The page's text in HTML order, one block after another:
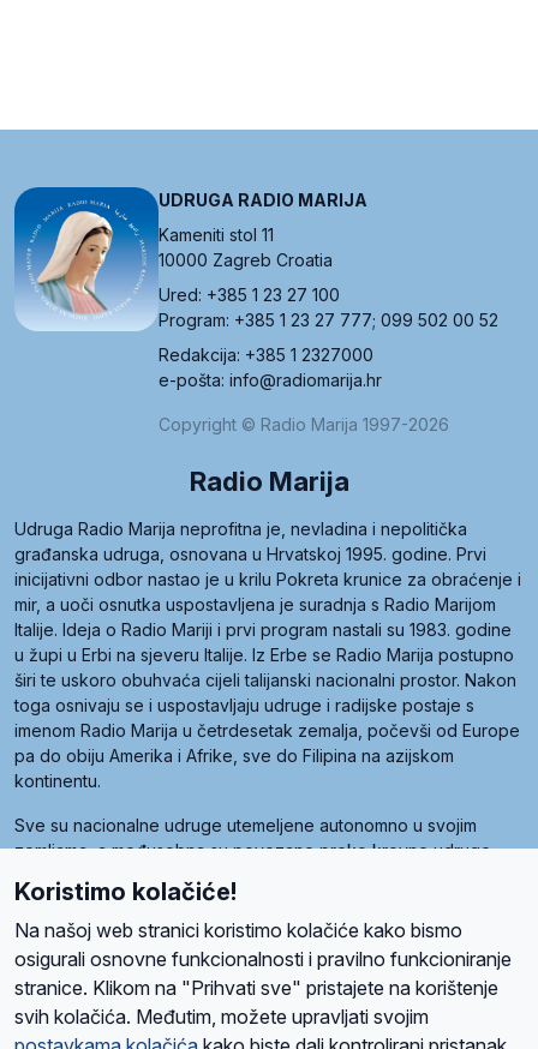
UDRUGA RADIO MARIJA
Kameniti stol 11
10000 Zagreb Croatia
Ured: +385 1 23 27 100
Program: +385 1 23 27 777; 099 502 00 52
Redakcija: +385 1 2327000
e-pošta: info@radiomarija.hr
Copyright © Radio Marija 1997-2026
Radio Marija
Udruga Radio Marija neprofitna je, nevladina i nepolitička
građanska udruga, osnovana u Hrvatskoj 1995. godine. Prvi
inicijativni odbor nastao je u krilu Pokreta krunice za obraćenje i
mir, a uoči osnutka uspostavljena je suradnja s Radio Marijom
Italije. Ideja o Radio Mariji i prvi program nastali su 1983. godine
u župi u Erbi na sjeveru Italije. Iz Erbe se Radio Marija postupno
širi te uskoro obuhvaća cijeli talijanski nacionalni prostor. Nakon
toga osnivaju se i uspostavljaju udruge i radijske postaje s
imenom Radio Marija u četrdesetak zemalja, počevši od Europe
pa do obiju Amerika i Afrike, sve do Filipina na azijskom
kontinentu.
Sve su nacionalne udruge utemeljene autonomno u svojim
zemljama, a međusobna su povezane preko krovne udruge
Radio Maria). Svjetsku obitelj utemeljilo je sedam članica, među
kojima je i hrvatska Udruga Radio Marija.
O namaRadio ProgramVolonteriPrijateljiKontaktPravila privatnosti
Koristimo kolačiće!
Na našoj web stranici koristimo kolačiće kako bismo
osigurali osnovne funkcionalnosti i pravilno funkcioniranje
stranice. Klikom na "Prihvati sve" pristajete na korištenje
svih kolačića. Međutim, možete upravljati svojim